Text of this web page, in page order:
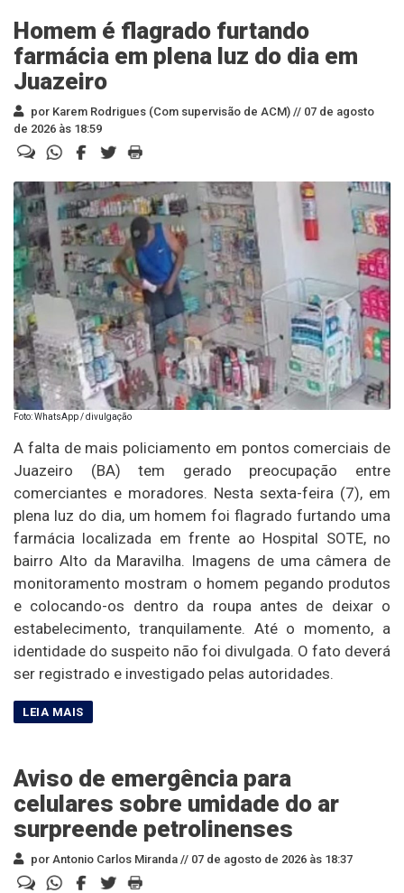
Homem é flagrado furtando
farmácia em plena luz do dia em
Juazeiro
por Karem Rodrigues (Com supervisão de ACM) // 07 de agosto
de 2026 às 18:59
Foto: WhatsApp / divulgação
A falta de mais policiamento em pontos comerciais de
Juazeiro (BA) tem gerado preocupação entre
comerciantes e moradores. Nesta sexta-feira (7), em
plena luz do dia, um homem foi flagrado furtando uma
farmácia localizada em frente ao Hospital SOTE, no
bairro Alto da Maravilha. Imagens de uma câmera de
monitoramento mostram o homem pegando produtos
e colocando-os dentro da roupa antes de deixar o
estabelecimento, tranquilamente. Até o momento, a
identidade do suspeito não foi divulgada. O fato deverá
ser registrado e investigado pelas autoridades.
Aviso de emergência para
celulares sobre umidade do ar
surpreende petrolinenses
por Antonio Carlos Miranda // 07 de agosto de 2026 às 18:37